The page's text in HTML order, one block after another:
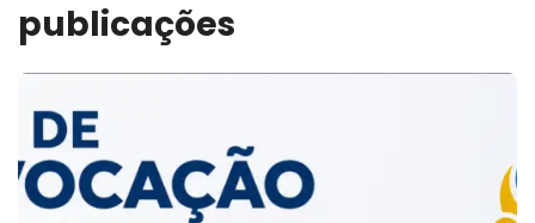
publicações